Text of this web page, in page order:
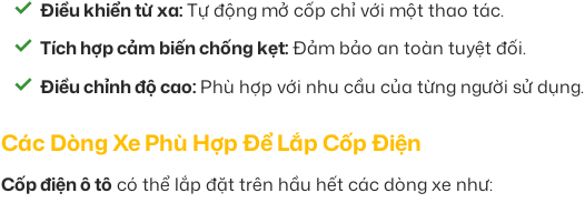
Điều khiển từ xa:Tự động mở cốp chỉ với một thao tác.
Tích hợp cảm biến chống kẹt:Đảm bảo an toàn tuyệt đối.
Điều chỉnh độ cao:Phù hợp với nhu cầu của từng người sử dụng.
Các Dòng Xe Phù Hợp Để Lắp Cốp Điện
Cốp điện ô tô có thể lắp đặt trên hầu hết các dòng xe như: